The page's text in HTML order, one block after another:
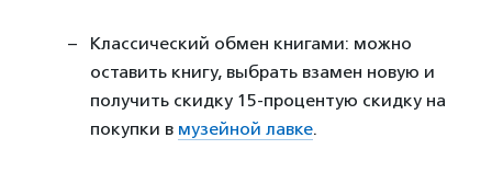
Классический обмен книгами: можно
оставить книгу, выбрать взамен новую и
получить скидку 15-процентую скидку на
покупки в музейной лавке.